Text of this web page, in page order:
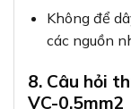
Không để
các nguồn
8. Câu hỏi
VC-0.5mm2